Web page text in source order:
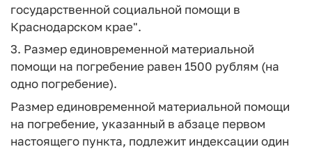
государственной социальной помощи в
Краснодарском крае".
3. Размер единовременной материальной
помощи на погребение равен 1500 рублям (на
одно погребение).
Размер единовременной материальной помощи
на погребение, указанный в абзаце первом
настоящего пункта, подлежит индексации один